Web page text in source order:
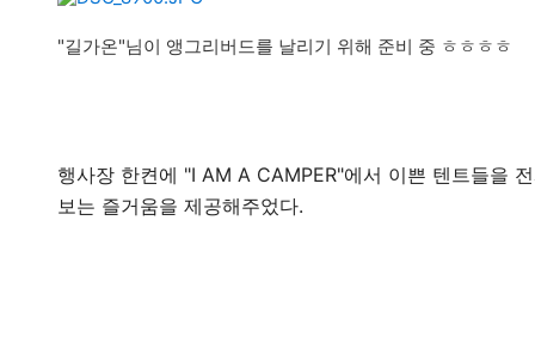
"길가온"님이 앵그리버드를 날리기 위해 준비 중 ㅎㅎㅎㅎ
행사장 한켠에 "I AM A CAMPER"에서 이쁜 텐트들을
보는 즐거움을 제공해주었다.